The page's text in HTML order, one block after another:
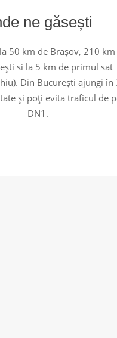
ne găsești
50 km de Brașov, 210 km
si la 5 km de primul sat
Din București ajungi în
și poți evita traficul de
DN1.